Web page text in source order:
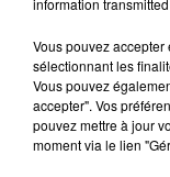
information
Vous pouvez accepter
sélectionnant les
Vous pouvez
accepter". Vos
pouvez mettre à jour
moment via le lien